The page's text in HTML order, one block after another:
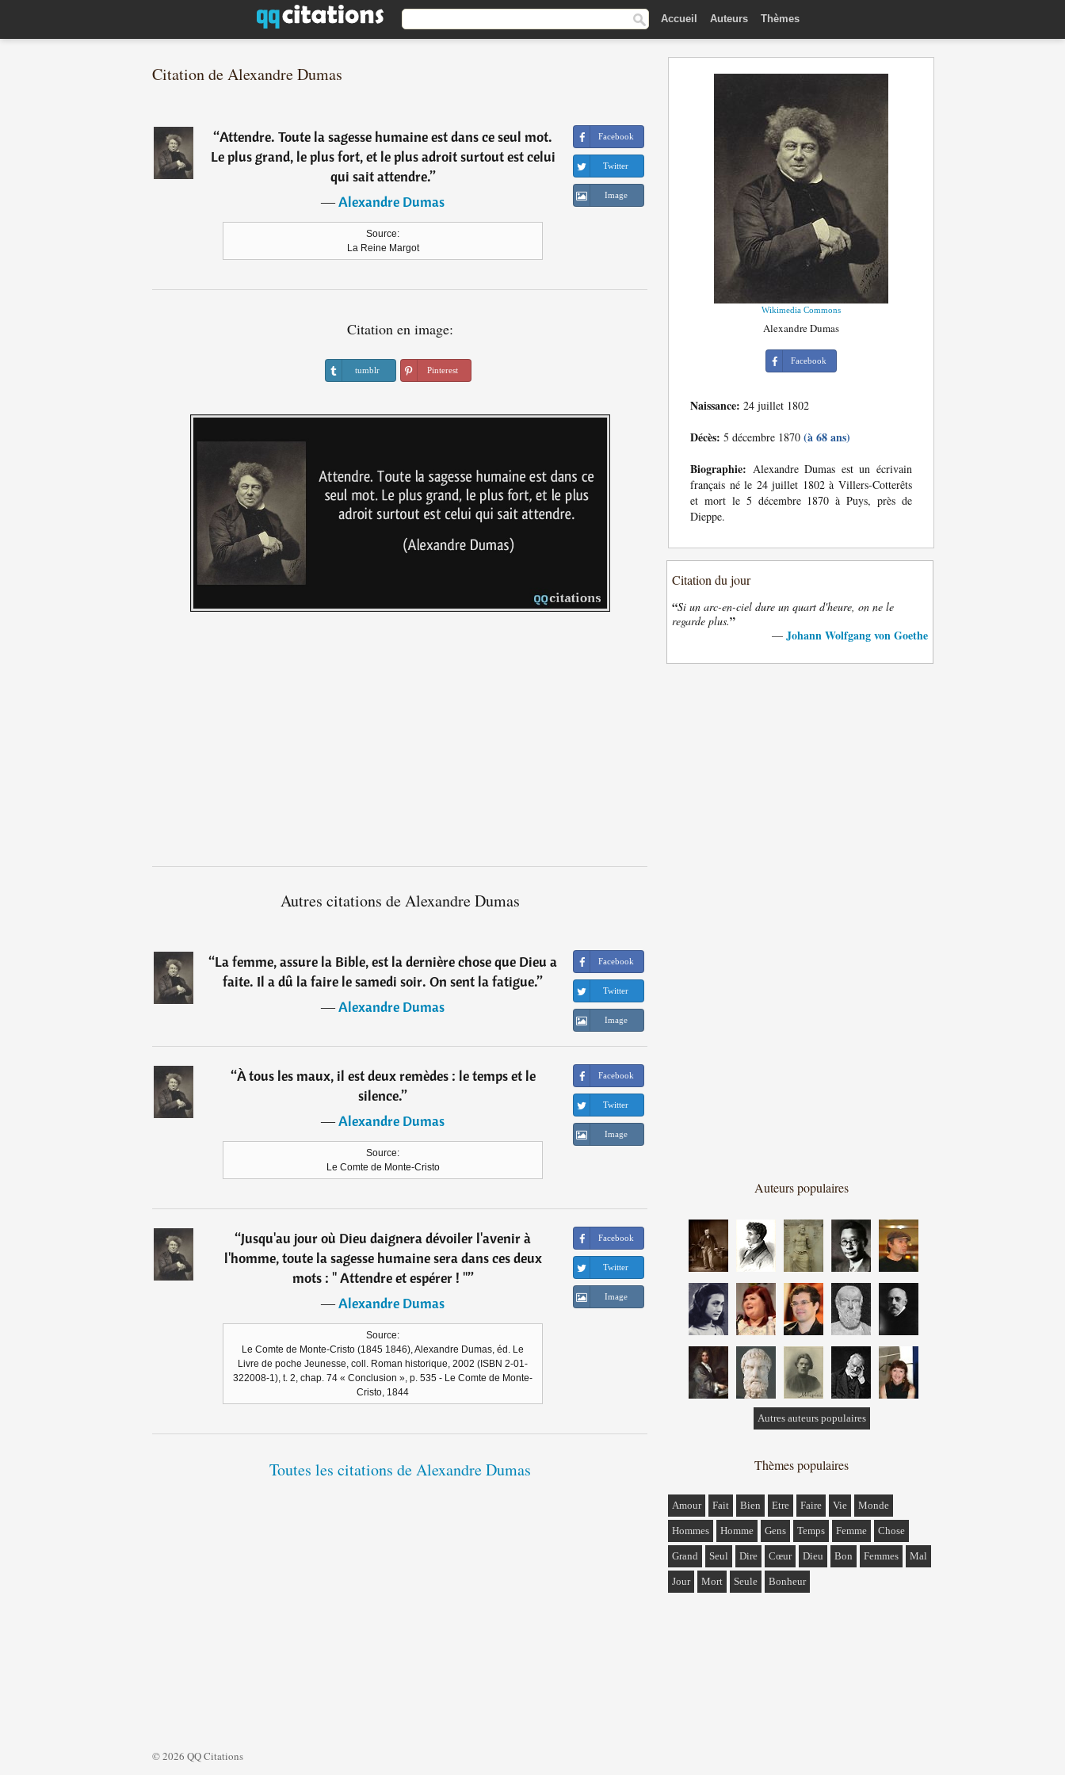
Accueil Auteurs Thèmes
Citation de Alexandre Dumas
“Attendre. Toute la sagesse humaine est dans ce seul mot.
Le plus grand, le plus fort, et le plus adroit surtout est celui
qui sait attendre.”
―Alexandre Dumas
Source:
La Reine Margot
Facebook
Twitter
Image
Citation en image:
tumblr Pinterest
Autres citations de Alexandre Dumas
“La femme, assure la Bible, est la dernière chose que Dieu a
faite. Il a dû la faire le samedi soir. On sent la fatigue.”
―Alexandre Dumas
Facebook
Twitter
Image
“À tous les maux, il est deux remèdes : le temps et le
silence.”
―Alexandre Dumas
Source:
Le Comte de Monte-Cristo
Facebook
Twitter
Image
“Jusqu'au jour où Dieu daignera dévoiler l'avenir à
l'homme, toute la sagesse humaine sera dans ces deux
mots : " Attendre et espérer ! "”
―Alexandre Dumas
Source:
Le Comte de Monte-Cristo (1845 1846), Alexandre Dumas, éd. Le
Livre de poche Jeunesse, coll. Roman historique, 2002 (ISBN 2-01-
322008-1), t. 2, chap. 74 « Conclusion », p. 535 - Le Comte de Monte-
Cristo, 1844
Facebook
Twitter
Image
Toutes les citations de Alexandre Dumas
Wikimedia Commons
Alexandre Dumas
Facebook
Naissance: 24 juillet 1802
Décès: 5 décembre 1870 (à 68 ans)
Biographie: Alexandre Dumas est un écrivain
français né le 24 juillet 1802 à Villers-Cotterêts
et mort le 5 décembre 1870 à Puys, près de
Dieppe.
Citation du jour
“Si un arc-en-ciel dure un quart d'heure, on ne le
regarde plus.”
— Johann Wolfgang von Goethe
Auteurs populaires
Autres auteurs populaires
Thèmes populaires
Amour Fait Bien Etre Faire Vie Monde
Hommes Homme Gens Temps Femme Chose
Grand Seul Dire Cœur Dieu Bon Femmes Mal
Jour Mort Seule Bonheur
© 2026 QQ Citations